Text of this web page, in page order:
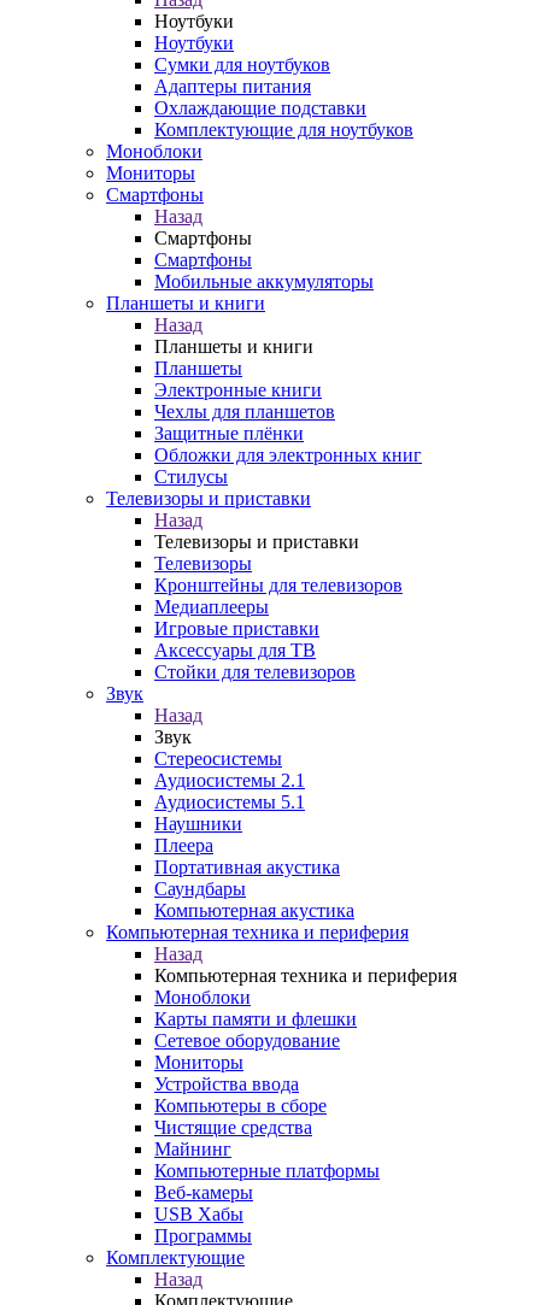
Ноутбуки
Ноутбуки
Сумки для ноутбуков
Адаптеры питания
Охлаждающие подставки
Комплектующие для ноутбуков
Моноблоки
Мониторы
Смартфоны
Назад
Смартфоны
Смартфоны
Мобильные аккумуляторы
Планшеты и книги
Назад
Планшеты и книги
Планшеты
Электронные книги
Чехлы для планшетов
Защитные плёнки
Обложки для электронных книг
Стилусы
Телевизоры и приставки
Назад
Телевизоры и приставки
Телевизоры
Кронштейны для телевизоров
Медиаплееры
Игровые приставки
Аксессуары для ТВ
Стойки для телевизоров
Звук
Назад
Звук
Стереосистемы
Аудиосистемы 2.1
Аудиосистемы 5.1
Наушники
Плеера
Портативная акустика
Саундбары
Компьютерная акустика
Компьютерная техника и периферия
Назад
Компьютерная техника и периферия
Моноблоки
Карты памяти и флешки
Сетевое оборудование
Мониторы
Устройства ввода
Компьютеры в сборе
Чистящие средства
Майнинг
Компьютерные платформы
Веб-камеры
USB Хабы
Программы
Комплектующие
Назад
Комплектующие